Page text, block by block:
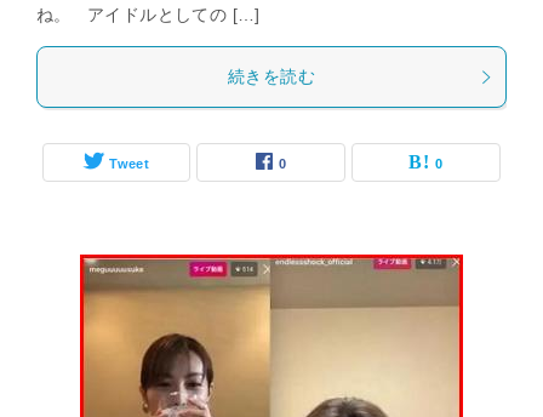
ね。 アイドルとしての […]
続きを読む
Tweet 0 0